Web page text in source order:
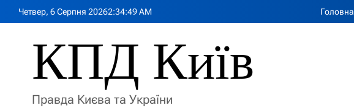
Четвер, 6 Серпня 20262:34:51AM Головна
КПД Київ
Правда Києва та України